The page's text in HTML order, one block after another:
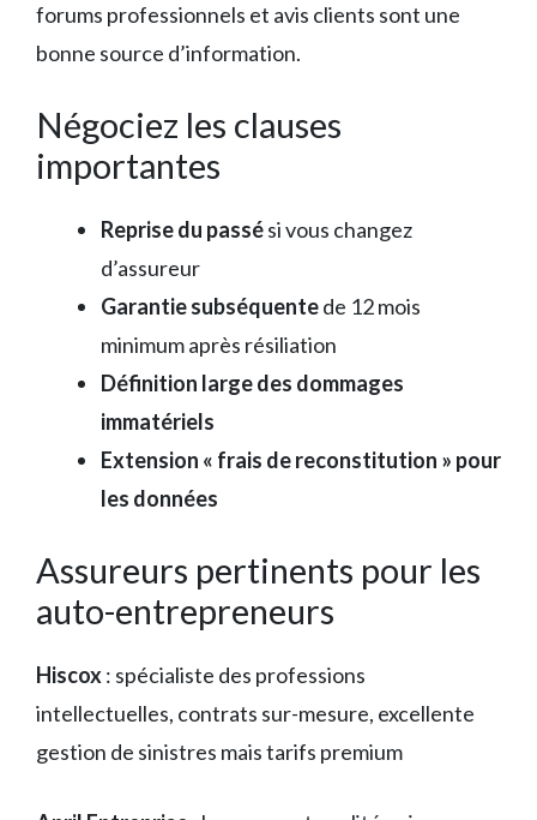
forums professionnels et avis clients sont une
bonne source d’information.
Négociez les clauses
importantes
Reprise du passési vous changez
d’assureur
Garantie subséquentede 12 mois
minimum après résiliation
Définition large des dommages
immatériels
Extension « frais de reconstitution » pour
les données
Assureurs pertinents pour les
auto-entrepreneurs
Hiscox: spécialiste des professions
intellectuelles, contrats sur-mesure, excellente
gestion de sinistres mais tarifs premium